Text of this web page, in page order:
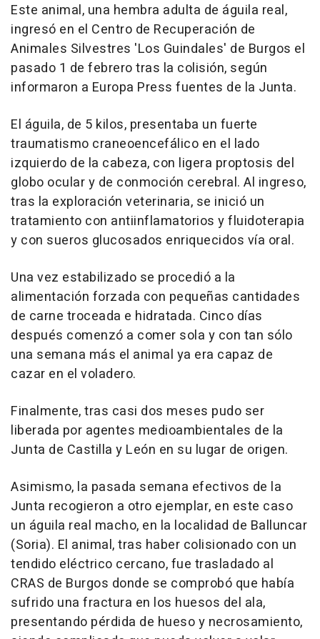
Este animal, una hembra adulta de águila real,
ingresó en el Centro de Recuperación de
Animales Silvestres 'Los Guindales' de Burgos el
pasado 1 de febrero tras la colisión, según
informaron a Europa Press fuentes de la Junta.
El águila, de 5 kilos, presentaba un fuerte
traumatismo craneoencefálico en el lado
izquierdo de la cabeza, con ligera proptosis del
globo ocular y de conmoción cerebral. Al ingreso,
tras la exploración veterinaria, se inició un
tratamiento con antiinflamatorios y fluidoterapia
y con sueros glucosados enriquecidos vía oral.
Una vez estabilizado se procedió a la
alimentación forzada con pequeñas cantidades
de carne troceada e hidratada. Cinco días
después comenzó a comer sola y con tan sólo
una semana más el animal ya era capaz de
cazar en el voladero.
Finalmente, tras casi dos meses pudo ser
liberada por agentes medioambientales de la
Junta de Castilla y León en su lugar de origen.
Asimismo, la pasada semana efectivos de la
Junta recogieron a otro ejemplar, en este caso
un águila real macho, en la localidad de Balluncar
(Soria). El animal, tras haber colisionado con un
tendido eléctrico cercano, fue trasladado al
CRAS de Burgos donde se comprobó que había
sufrido una fractura en los huesos del ala,
presentando pérdida de hueso y necrosamiento,